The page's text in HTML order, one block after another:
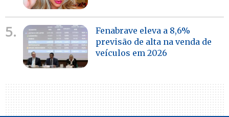
5.
Fenabrave eleva a 8,6%
previsão de alta na venda de
veículos em 2026